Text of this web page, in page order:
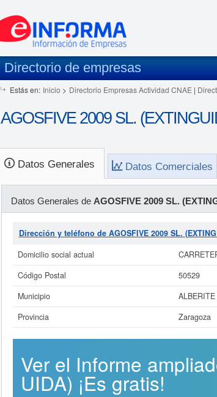
Directorio de empresas
Estás en: Inicio > Directorio Empresas Actividad CNAE |
AGOSFIVE 2009 SL.
Datos Generales Datos Comerciales
Datos Generales de AGOSFIVE 2009 SL.
Dirección y teléfono de AGOSFIVE 2009 SL.
Domicilio social actual
Código Postal
50529
Municipio
Provincia
Zaragoza
Ver el Informe
UIDA) ¡Es gratis!